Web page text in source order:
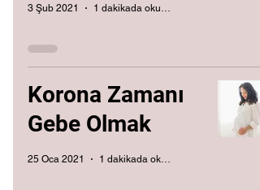
3 Şub 2021 1 dakikada okunur
Korona Zamanı
Gebe Olmak
25 Oca 2021 1 dakikada okunur